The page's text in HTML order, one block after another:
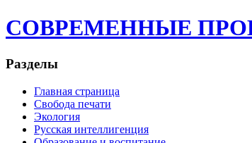
СОВРЕМЕННЫЕ
Разделы
Главная страница
Свобода печати
Экология
Русская интеллигенция